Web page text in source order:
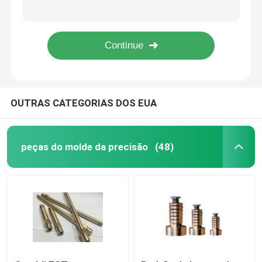
Pinos de Perfuração
Pinos e buchas de guia
Bucha do Sprue
Pinos do núcleo do molde
OUTRAS CATEGORIAS DOS EUA
peças do molde da precisão (48)